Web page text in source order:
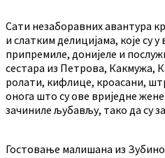
Сати незаборавних авантура
и слатким делицијама, које су
припремиле, донијеле и
сестара из Петрова, Какмужа,
ролати, кифлице, кроасани,
онога што су ове вриједне
зачиниле љубављу, тако да су
Гостовање малишана из